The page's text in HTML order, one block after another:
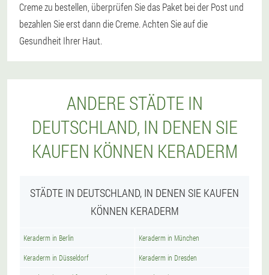
Creme zu bestellen, überprüfen Sie das Paket bei der Post und
bezahlen Sie erst dann die Creme. Achten Sie auf die
Gesundheit Ihrer Haut.
ANDERE STÄDTE IN
DEUTSCHLAND, IN DENEN SIE
KAUFEN KÖNNEN KERADERM
STÄDTE IN DEUTSCHLAND, IN DENEN SIE KAUFEN
KÖNNEN KERADERM
Keraderm in Berlin Keraderm in München
Keraderm in Düsseldorf Keraderm in Dresden